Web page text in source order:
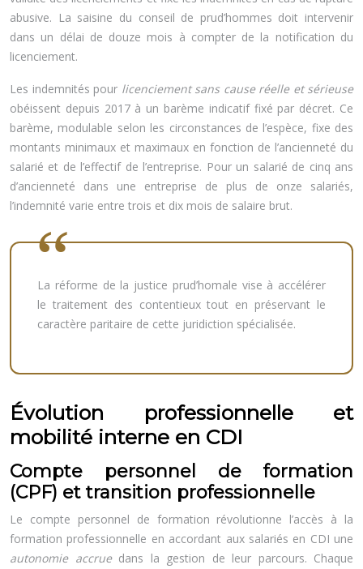
abusive. La saisine du conseil de prud’hommes doit intervenir
dans un délai de douze mois à compter de la notification du
licenciement.
Les indemnités pour licenciement sans cause réelle et sérieuse
obéissent depuis 2017 à un barème indicatif fixé par décret. Ce
barème, modulable selon les circonstances de l’espèce, fixe des
montants minimaux et maximaux en fonction de l’ancienneté du
salarié et de l’effectif de l’entreprise. Pour un salarié de cinq ans
d’ancienneté dans une entreprise de plus de onze salariés,
l’indemnité varie entre trois et dix mois de salaire brut.
La réforme de la justice prud’homale vise à accélérer
le traitement des contentieux tout en préservant le
caractère paritaire de cette juridiction spécialisée.
Évolution professionnelle et
mobilité interne en CDI
Compte personnel de formation
(CPF) et transition professionnelle
Le compte personnel de formation révolutionne l’accès à la
formation professionnelle en accordant aux salariés en CDI une
autonomie accrue dans la gestion de leur parcours. Chaque